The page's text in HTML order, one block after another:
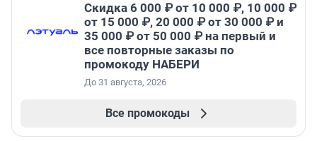
Скидка 6 000 ₽ от 10 000 ₽, 10 000 ₽
от 15 000 ₽, 20 000 ₽ от 30 000 ₽ и
35 000 ₽ от 50 000 ₽ на первый и
все повторные заказы по
промокоду НАБЕРИ
До 31 августа, 2026
Все промокоды